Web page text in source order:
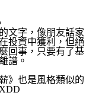
文字，像朋友話家
投資中獲利， 但絕
回事，只要有了基
譜。
》也是風格類似的